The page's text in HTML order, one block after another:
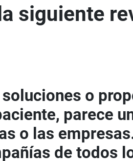
siguiente
o
parece
o las
de todos